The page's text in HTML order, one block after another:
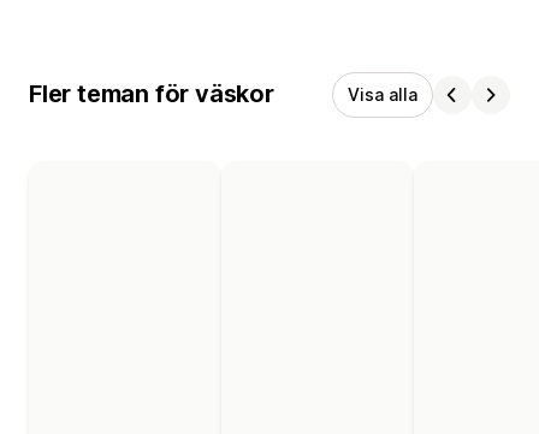
Fler teman för väskor Visa alla